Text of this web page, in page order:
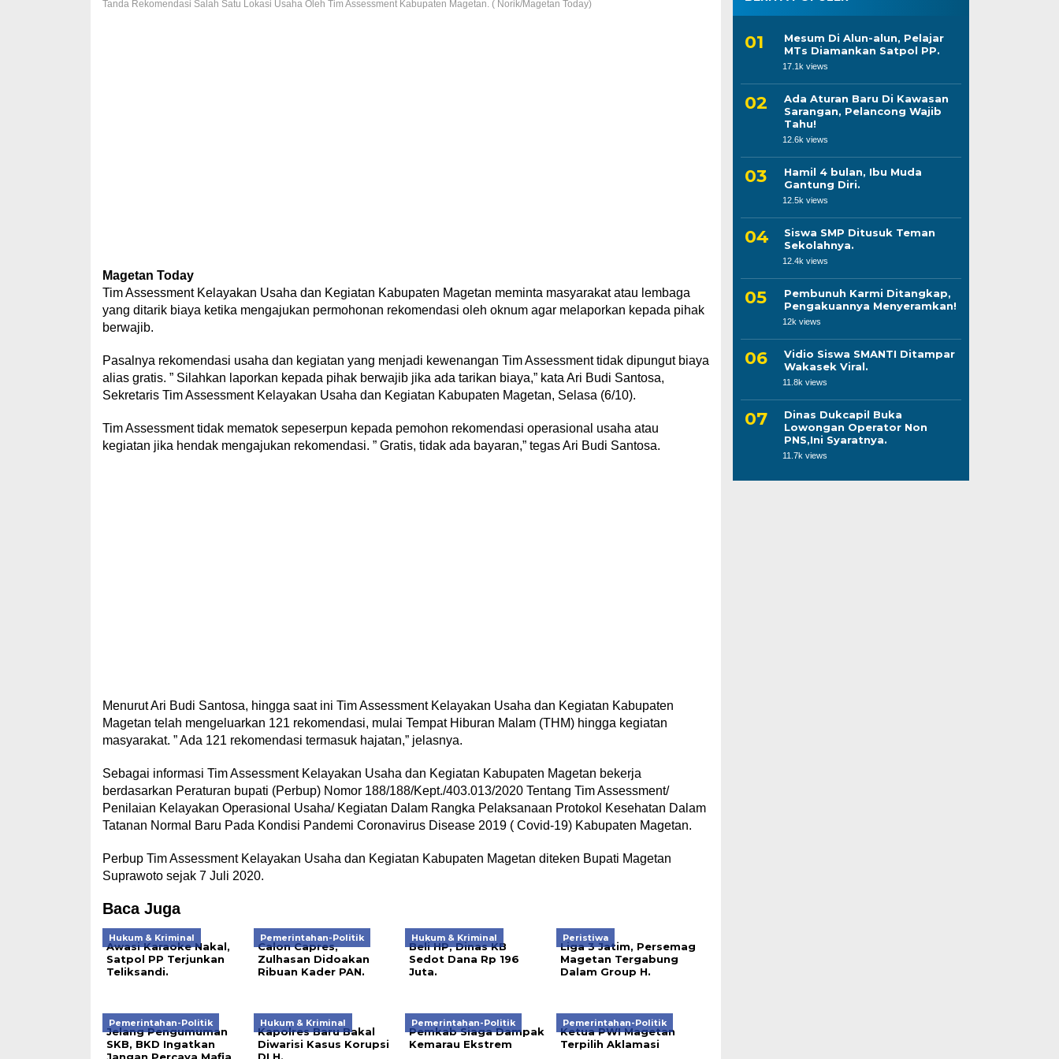
Tanda Rekomendasi Salah Satu Lokasi Usaha Oleh Tim Assessment Kabupaten Magetan. ( Norik/Magetan Today)
Magetan Today
Tim Assessment Kelayakan Usaha dan Kegiatan Kabupaten Magetan meminta masyarakat atau lembaga
yang ditarik biaya ketika mengajukan permohonan rekomendasi oleh oknum agar melaporkan kepada pihak
berwajib.
Pasalnya rekomendasi usaha dan kegiatan yang menjadi kewenangan Tim Assessment tidak dipungut biaya
alias gratis. ” Silahkan laporkan kepada pihak berwajib jika ada tarikan biaya,” kata Ari Budi Santosa,
Sekretaris Tim Assessment Kelayakan Usaha dan Kegiatan Kabupaten Magetan, Selasa (6/10).
Tim Assessment tidak mematok sepeserpun kepada pemohon rekomendasi operasional usaha atau
kegiatan jika hendak mengajukan rekomendasi. ” Gratis, tidak ada bayaran,” tegas Ari Budi Santosa.
Menurut Ari Budi Santosa, hingga saat ini Tim Assessment Kelayakan Usaha dan Kegiatan Kabupaten
Magetan telah mengeluarkan 121 rekomendasi, mulai Tempat Hiburan Malam (THM) hingga kegiatan
masyarakat. ” Ada 121 rekomendasi termasuk hajatan,” jelasnya.
Sebagai informasi Tim Assessment Kelayakan Usaha dan Kegiatan Kabupaten Magetan bekerja
berdasarkan Peraturan bupati (Perbup) Nomor 188/188/Kept./403.013/2020 Tentang Tim Assessment/
Penilaian Kelayakan Operasional Usaha/ Kegiatan Dalam Rangka Pelaksanaan Protokol Kesehatan Dalam
Tatanan Normal Baru Pada Kondisi Pandemi Coronavirus Disease 2019 ( Covid-19) Kabupaten Magetan.
Perbup Tim Assessment Kelayakan Usaha dan Kegiatan Kabupaten Magetan diteken Bupati Magetan
Suprawoto sejak 7 Juli 2020.
Baca Juga
Hukum & Kriminal
Awasi Karaoke Nakal,
Satpol PP Terjunkan
Teliksandi.
Pemerintahan-Politik
Calon Capres,
Zulhasan Didoakan
Ribuan Kader PAN.
Hukum & Kriminal
Beli HP, Dinas KB
Sedot Dana Rp 196
Juta.
Peristiwa
Liga 3 Jatim, Persemag
Magetan Tergabung
Dalam Group H.
Pemerintahan-Politik
Jelang Pengumuman
SKB, BKD Ingatkan
Hukum & Kriminal
Kapolres Baru Bakal
Diwarisi Kasus Korupsi
Pemerintahan-Politik
Pemkab Siaga Dampak
Kemarau Ekstrem
Pemerintahan-Politik
Ketua PWI Magetan
Terpilih Aklamasi
Mesum Di Alun-alun, Pelajar
MTs Diamankan Satpol PP.
17.1k views
Ada Aturan Baru Di Kawasan
Sarangan, Pelancong Wajib
Tahu!
12.6k views
Hamil 4 bulan, Ibu Muda
Gantung Diri.
12.5k views
Siswa SMP Ditusuk Teman
Sekolahnya.
12.4k views
Pembunuh Karmi Ditangkap,
Pengakuannya Menyeramkan!
12k views
Vidio Siswa SMANTI Ditampar
Wakasek Viral.
11.8k views
Dinas Dukcapil Buka
Lowongan Operator Non
PNS,Ini Syaratnya.
11.7k views